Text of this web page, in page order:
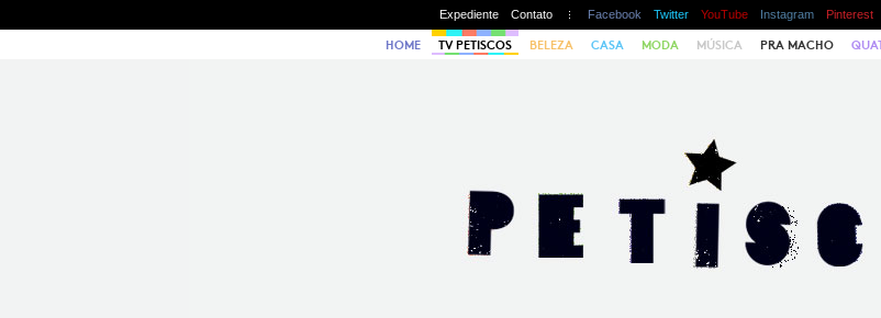
Expediente Contato Facebook Twitter YouTube Instagram Pinterest
HOME TV PETISCOS BELEZA CASA MODA MÚSICA PRA MACHO